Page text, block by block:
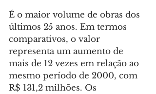
É o maior volume de obras dos
últimos 25 anos. Em termos
comparativos, o valor
representa um aumento de
mais de 12 vezes em relação ao
mesmo período de 2000, com
R$ 131,2 milhões. Os